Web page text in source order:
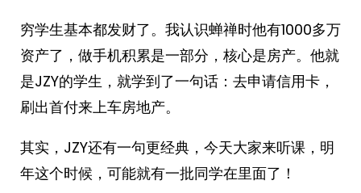
穷学生基本都发财了。我认识蝉禅时他有1000多万
资产了，做手机积累是一部分，核心是房产。他就
是JZY的学生，就学到了一句话：去申请信用卡，
刷出首付来上车房地产。
其实，JZY还有一句更经典，今天大家来听课，明
年这个时候，可能就有一批同学在里面了！